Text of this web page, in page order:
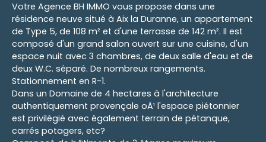
Votre Agence BH IMMO vous propose dans une
résidence neuve situé à Aix la Duranne, un appartement
de Type 5, de 108 m² et d'une terrasse de 142 m². Il est
composé d'un grand salon ouvert sur une cuisine, d'un
espace nuit avec 3 chambres, de deux salle d'eau et de
deux W.C. séparé. De nombreux rangements.
Stationnement en R-1.
Dans un Domaine de 4 hectares à l'architecture
authentiquement provençale oÃ¹ l'espace piétonnier
est privilégié avec également terrain de pétanque,
carrés potagers, etc?